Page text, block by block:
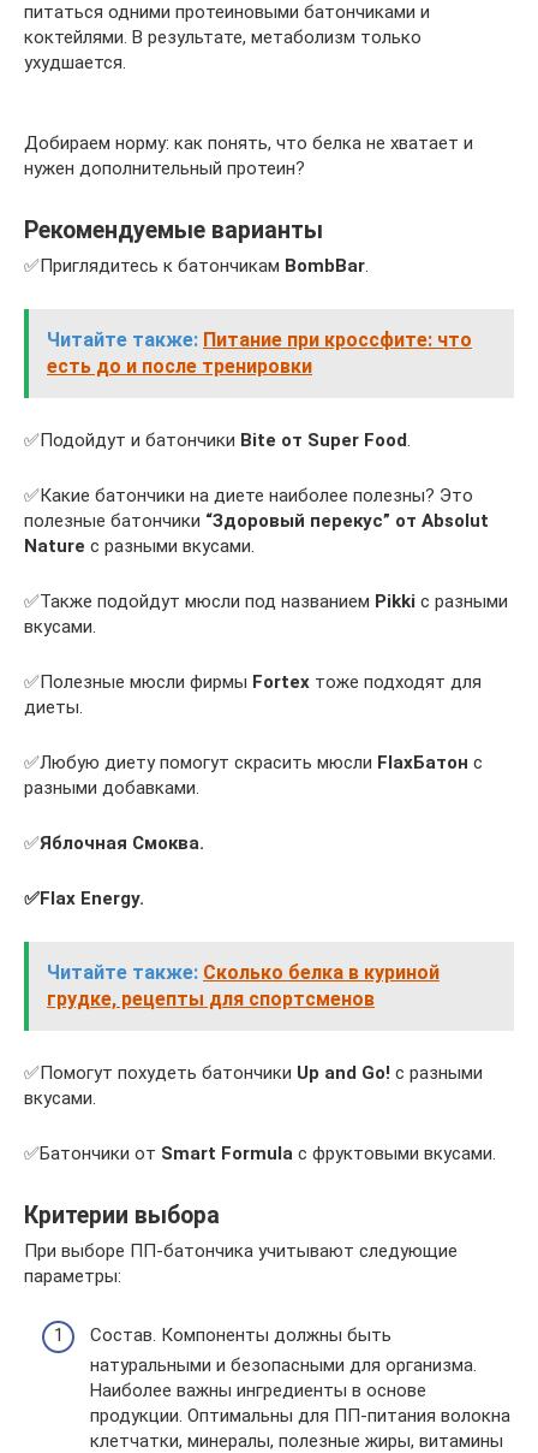
питаться одними протеиновыми батончиками и
коктейлями. В результате, метаболизм только
ухудшается.
Добираем норму: как понять, что белка не хватает и
нужен дополнительный протеин?
Рекомендуемые варианты
✅Приглядитесь к батончикам BombBar.
Читайте также: Питание при кроссфите: что
есть до и после тренировки
✅Подойдут и батончики Bite от Super Food.
✅Какие батончики на диете наиболее полезны? Это
полезные батончики “Здоровый перекус” от Absolut
Nature с разными вкусами.
✅Также подойдут мюсли под названием Pikki с разными
вкусами.
✅Полезные мюсли фирмы Fortex тоже подходят для
диеты.
✅Любую диету помогут скрасить мюсли FlaxБатон с
разными добавками.
✅Яблочная Смоква.
✅Flax Energy.
Читайте также: Сколько белка в куриной
грудке, рецепты для спортсменов
✅Помогут похудеть батончики Up and Go! с разными
вкусами.
✅Батончики от Smart Formula с фруктовыми вкусами.
Критерии выбора
При выборе ПП-батончика учитывают следующие
параметры:
Состав. Компоненты должны быть
натуральными и безопасными для организма.
Наиболее важны ингредиенты в основе
продукции. Оптимальны для ПП-питания волокна
клетчатки, минералы, полезные жиры, витамины